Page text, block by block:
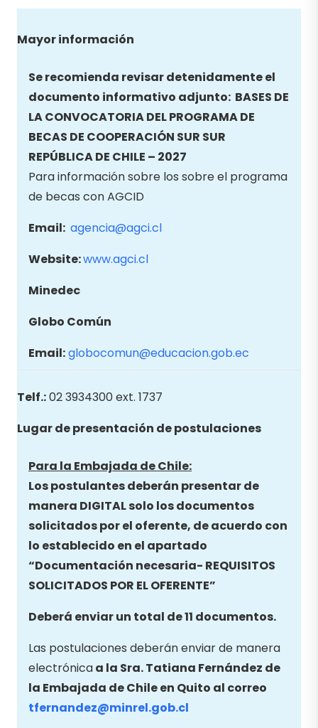
Mayor información
Se recomienda revisar detenidamente el
documento informativo adjunto: BASES DE
LA CONVOCATORIA DELPROGRAMA DE
BECAS DE COOPERACIÓN SUR SUR
REPÚBLICA DE CHILE – 2027
Para información sobre los sobre el programa
de becas con AGCID
Email: agencia@agci.cl
Website:www.agci.cl
Minedec
Globo Común
Email:globocomun@educacion.gob.ec
Telf.:02 3934300 ext. 1737
Lugar de presentación de postulaciones
Para la Embajada de Chile:
Los postulantes deberán presentar de
manera DIGITAL solo los documentos
solicitados por el oferente, de acuerdo con
lo establecido en el apartado
“Documentación necesaria- REQUISITOS
SOLICITADOS POR EL OFERENTE”
Deberá enviar un total de 11 documentos.
Las postulaciones deberán enviar de manera
electrónicaa la Sra. Tatiana Fernández de
la Embajada de Chile en Quito al correo
tfernandez@minrel.gob.cl